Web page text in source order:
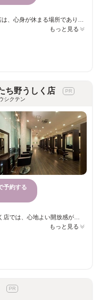
もっと見る
ち野うしく店
シクテン
予約する
BEAUTY LAND by TRUTH ひたち野うしく店では、心地よい開放感が広がる空間で、リラックスしながら新しい自分に出会えるひと時を提供しています。忙しい30代の女性を中心とするお客様に寄り添い、髪質改善やオージュアトリートメント、ヘッドスパ等、多彩なメニューをご用意。あなたのライフスタイルにピッタリなスタイル提案で、ツヤ髪を実現し、毎日がキラリと輝くようサポートします。駐車場も完備し、クレジットカードのご利用が可能なため、忙しい日々でも気軽に足を運べます。オシャレ染めや白髪染めの選択肢も豊富だからこそ、どんなシーンでも自信が持てる髪に出会えます。ぜひ一度ご体験ください。
もっと見る